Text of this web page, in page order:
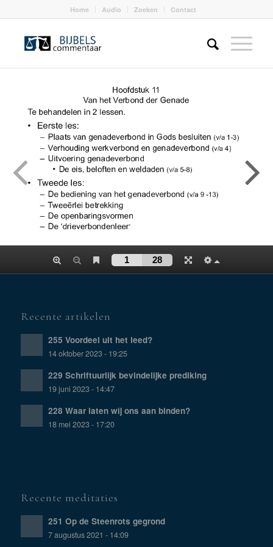
Home Audio Zoeken Contact
Recente artikelen
255 Voordeel uit het leed?
14 oktober 2023 - 19:25
229 Schriftuurlijk bevindelijke prediking
19 juni 2023 - 14:47
228 Waar laten wij ons aan binden?
18 mei 2023 - 17:20
Recente meditaties
251 Op de Steenrots gegrond
7 augustus 2021 - 14:09